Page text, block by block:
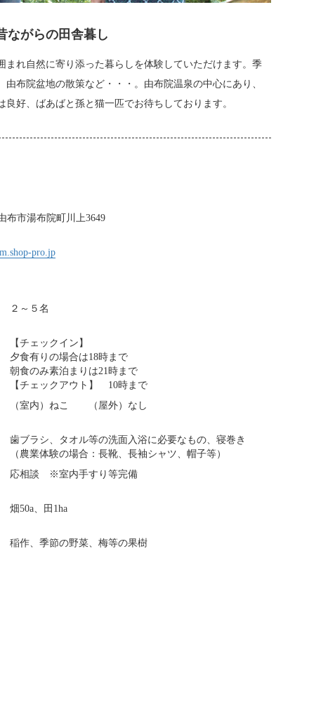
ながらの田舎暮し
まれ自然に寄り添った暮らしを体験していただけます。季
布院盆地の散策など・・・。由布院温泉の中心にあり、
好、ばあばと孫と猫一匹でお待ちしております。
布市湯布院町川上3649
pro.jp
２～５名
【チェックイン】
夕食有りの場合は18時まで
朝食のみ素泊まりは21時まで
【チェックアウト】 10時まで
（室内）ねこ （屋外）なし
歯ブラシ、タオル等の洗面入浴に必要なもの、寝巻き
（農業体験の場合：長靴、長袖シャツ、帽子等）
応相談 ※室内手すり等完備
畑50a、田1ha
稲作、季節の野菜、梅等の果樹